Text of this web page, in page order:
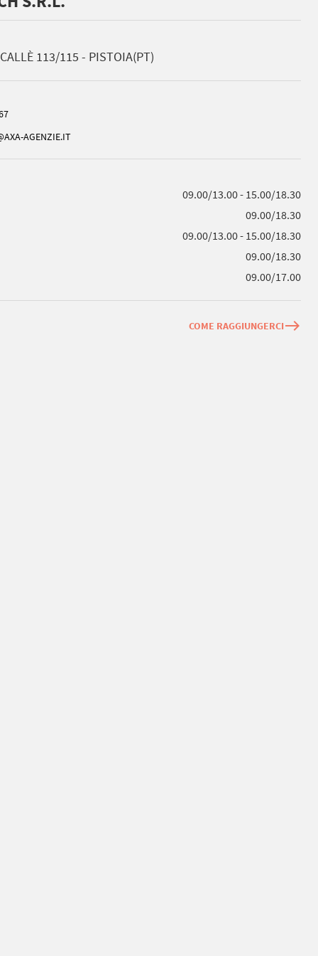
113/115 - PISTOIA(PT)
AGENZIE.IT
09.00/13.00 - 15.00/18.30
09.00/18.30
09.00/13.00 - 15.00/18.30
09.00/18.30
09.00/17.00
COME RAGGIUNGERCIeast